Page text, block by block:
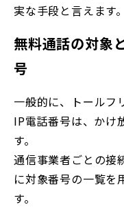
実な手段と言えます。
無料通話の対象
号
一般的に、トールフ
IP電話番号は、かけ
す。
通信事業者ごとの接
に対象番号の一覧を
す。